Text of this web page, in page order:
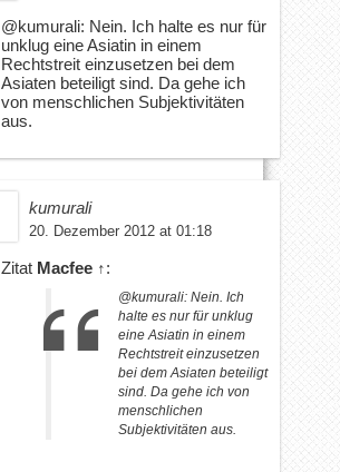
@kumurali: Nein. Ich halte es nur für
unklug eine Asiatin in einem
Rechtstreit einzusetzen bei dem
Asiaten beteiligt sind. Da gehe ich
von menschlichen Subjektivitäten
aus.
kumurali
20. Dezember 2012 at 01:18
Zitat Macfee ↑:
@kumurali: Nein. Ich
halte es nur für unklug
eine Asiatin in einem
Rechtstreit einzusetzen
bei dem Asiaten beteiligt
sind. Da gehe ich von
menschlichen
Subjektivitäten aus.